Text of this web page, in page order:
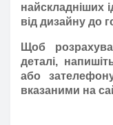
найскладніших
від дизайну до
Щоб
деталі,
або
вказаними на